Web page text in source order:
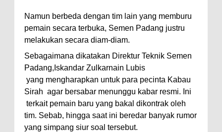
Namun berbeda dengan tim lain yang memburu
pemain secara terbuka, Semen Padang justru
melakukan secara diam-diam.
Sebagaimana dikatakan Direktur Teknik Semen
Padang,Iskandar Zulkarnain Lubis
yang mengharapkan untuk para pecinta Kabau
Sirah agar bersabar menunggu kabar resmi. Ini
terkait pemain baru yang bakal dikontrak oleh
tim. Sebab, hingga saat ini beredar banyak rumor
yang simpang siur soal tersebut.